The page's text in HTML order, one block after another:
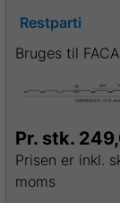
Restparti
Bruges til
Pr. stk.
Prisen er inkl.
moms